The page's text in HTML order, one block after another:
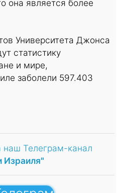
она является более
Университета Джонса
статистику
и мире,
заболели 597.403
Телеграм-канал
Израиля"